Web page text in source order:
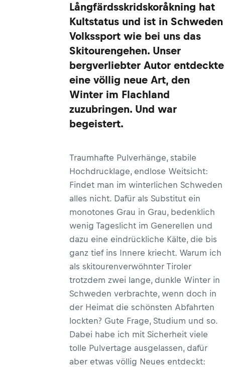
Långfärdsskridskoråkning hat
Kultstatus und ist in Schweden
Volkssport wie bei uns das
Skitourengehen. Unser
bergverliebter Autor entdeckte
eine völlig neue Art, den
Winter im Flachland
zuzubringen. Und war
begeistert.
Traumhafte Pulverhänge, stabile
Hochdrucklage, endlose Weitsicht:
Findet man im winterlichen Schweden
alles nicht. Dafür als Substitut ein
monotones Grau in Grau, bedenklich
wenig Tageslicht im Generellen und
dazu eine eindrückliche Kälte, die bis
ganz tief ins Innere kriecht. Warum ich
als skitourenverwöhnter Tiroler
trotzdem zwei lange, dunkle Winter in
Schweden verbrachte, wenn doch in
der Heimat die schönsten Abfahrten
lockten? Gute Frage, Studium und so.
Dabei habe ich mit Sicherheit viele
tolle Pulvertage ausgelassen, dafür
aber etwas völlig Neues entdeckt: